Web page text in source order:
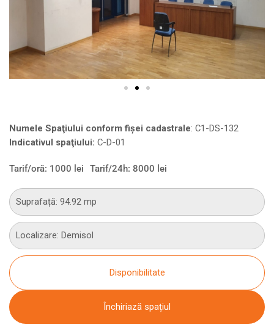
Numele Spaţiului conform fişei cadastrale: C1-DS-132
Indicativul spaţiului: C-D-01
Tarif/oră: 1000 lei Tarif/24h: 8000 lei
Suprafață: 94.92 mp
Localizare: Demisol
Disponibilitate
Închiriază spațiul